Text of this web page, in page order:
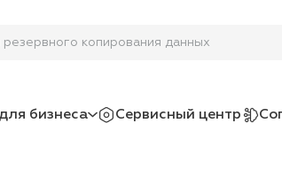
резервного копировани
бизнеса Сервисный центр